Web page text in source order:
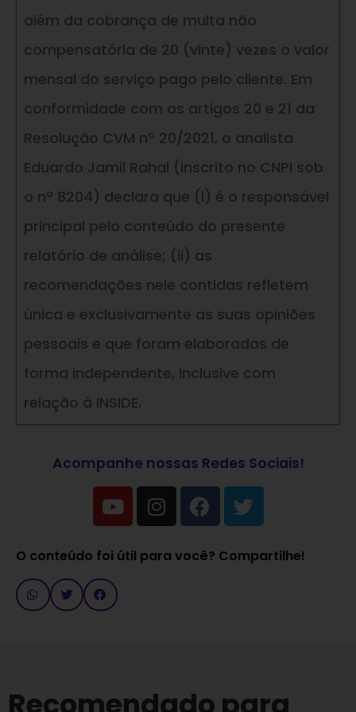
além da cobrança de multa não
compensatória de 20 (vinte) vezes o valor
mensal do serviço pago pelo cliente. Em
conformidade com os artigos 20 e 21 da
Resolução CVM nº 20/2021, o analista
Eduardo Jamil Rahal (inscrito no CNPI sob
o nº 8204) declara que (i) é o responsável
principal pelo conteúdo do presente
relatório de análise; (ii) as
recomendações nele contidas refletem
única e exclusivamente as suas opiniões
pessoais e que foram elaboradas de
forma independente, inclusive com
relação à INSIDE.
Acompanhe nossas Redes Sociais!
O conteúdo foi útil para você? Compartilhe!
Recomendado para